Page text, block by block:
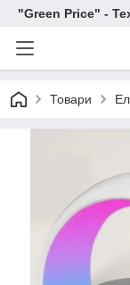
"Green Price" -
Товари